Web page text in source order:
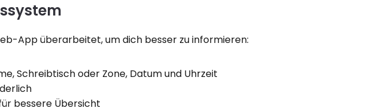
App überarbeitet, um dich besser zu informieren:
Schreibtisch oder Zone, Datum und Uhrzeit
bessere Übersicht